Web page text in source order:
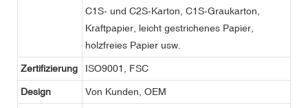
C1S- und C2S-Karton, C1S-Graukarton,
Kraftpapier, leicht gestrichenes Papier,
holzfreies Papier usw.
Zertifizierung ISO9001, FSC
Design Von Kunden, OEM